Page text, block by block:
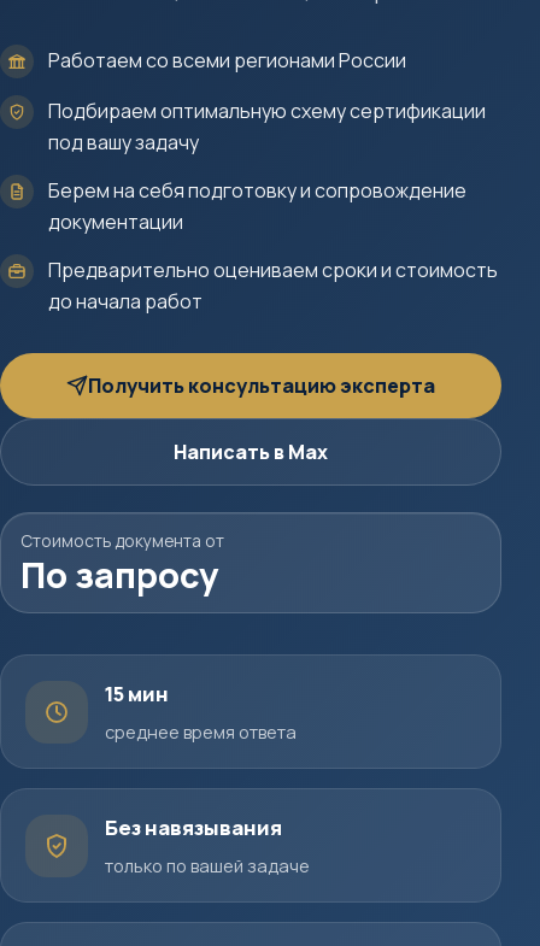
Работаем со всеми регионами России
Подбираем оптимальную схему сертификации
под вашу задачу
Берем на себя подготовку и сопровождение
документации
Предварительно оцениваем сроки и стоимость
до начала работ
Получить консультацию эксперта
Написать в Max
Стоимость документа от
По запросу
15 мин
среднее время ответа
Без навязывания
только по вашей задаче